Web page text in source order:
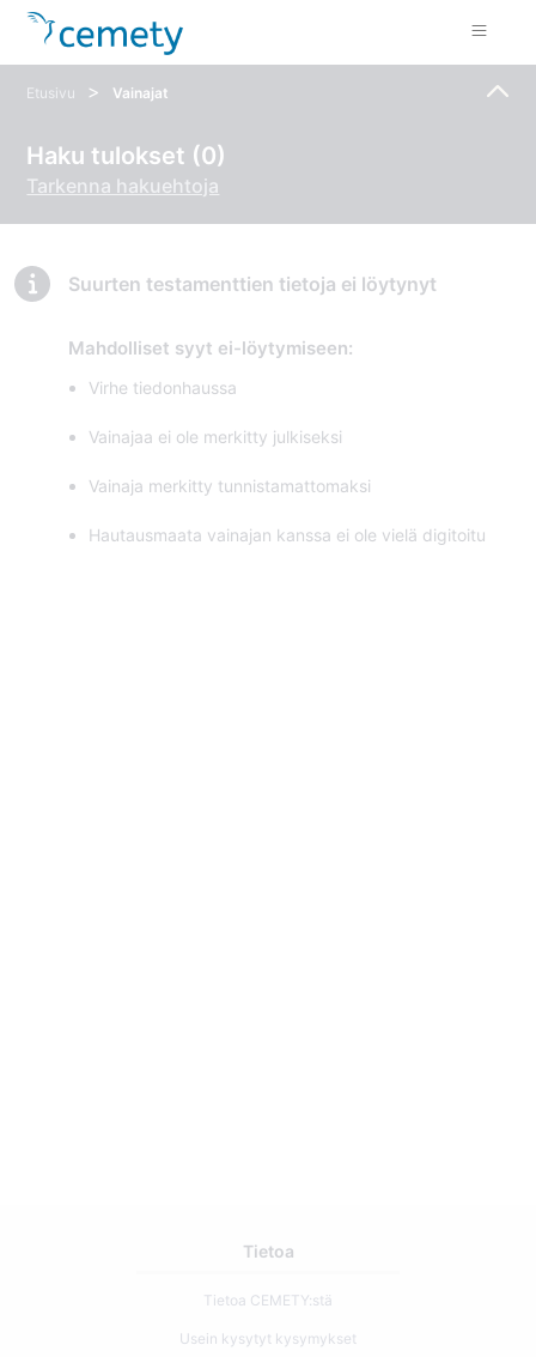
Etusivu > Vainajat
Haku tulokset (0)
Tarkenna hakuehtoja
Suurten testamenttien tietoja ei löytynyt
Mahdolliset syyt ei-löytymiseen:
Virhe tiedonhaussa
Vainajaa ei ole merkitty julkiseksi
Vainaja merkitty tunnistamattomaksi
Hautausmaata vainajan kanssa ei ole vielä digitoitu
Tietoa
Tietoa CEMETY:stä
Usein kysytyt kysymykset